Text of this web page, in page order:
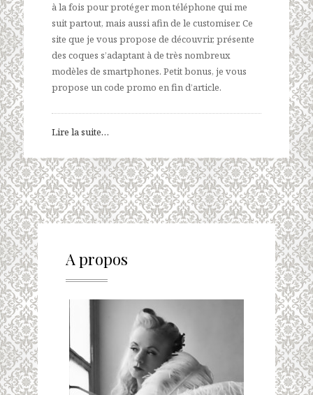
à la fois pour protéger mon téléphone qui me
suit partout, mais aussi afin de le customiser. Ce
site que je vous propose de découvrir, présente
des coques s’adaptant à de très nombreux
modèles de smartphones. Petit bonus, je vous
propose un code promo en fin d’article.
Lire la suite…
A propos